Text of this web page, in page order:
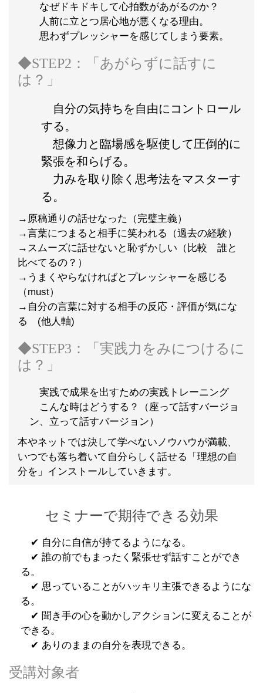
なぜドキドキして心拍数があがるのか？
人前に立とつ居心地が悪くなる理由。
思わずプレッシャーを感じてしまう要素。
◆STEP2：「あがらずに話すに
は？」
自分の気持ちを自由にコントロール
する。
想像力と臨場感を駆使して圧倒的に
緊張を和らげる。
力みを取り除く思考法をマスターす
る。
→原稿通りの話せなった（完璧主義）
→言葉につまると相手に笑われる（過去の経験）
→スムーズに話せないと恥ずかしい（比較 誰と
比べてるの？）
→うまくやらなければとプレッシャーを感じる
（must）
→自分の言葉に対する相手の反応・評価が気にな
る (他人軸)
◆STEP3：「実践力をみにつけるに
は？」
実践で成果を出すための実践トレーニング
こんな時はどうする？（座って話すバージョ
ン、立って話すバージョン）
本やネットでは決して学べないノウハウが満載、
いつでも落ち着いて自分らしく話せる「理想の自
分を」インストールしていきます。
セミナーで期待できる効果
✔︎ 自分に自信が持てるようになる。
✔︎ 誰の前でもまったく緊張せず話すことができ
る。
✔︎ 思っていることがハッキリ主張できるようにな
る。
✔︎ 聞き手の心を動かしアクションに変えることが
できる。
✔︎ ありのままの自分を表現できる。
受講対象者